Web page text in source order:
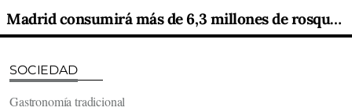
Madrid consumirá más de 6,3 millones de rosquillas artesanas durante las fiestas de San Isidro
SOCIEDAD
Gastronomía tradicional